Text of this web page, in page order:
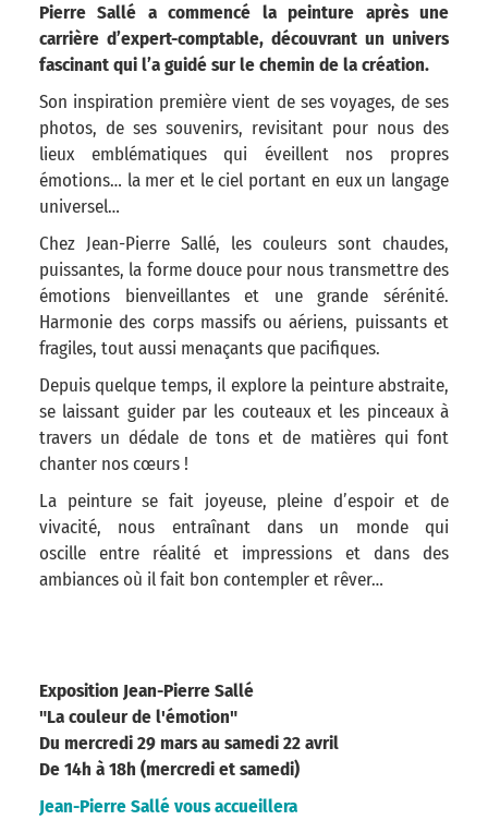
Pierre Sallé a commencé la peinture après une
carrière d’expert-comptable, découvrant un univers
fascinant qui l’a guidé sur le chemin de la création.
Son inspiration première vient de ses voyages, de ses
photos, de ses souvenirs, revisitant pour nous des
lieux emblématiques qui éveillent nos propres
émotions… la mer et le ciel portant en eux un langage
universel…
Chez Jean-Pierre Sallé, les couleurs sont chaudes,
puissantes, la forme douce pour nous transmettre des
émotions bienveillantes et une grande sérénité.
Harmonie des corps massifs ou aériens, puissants et
fragiles, tout aussi menaçants que pacifiques.
Depuis quelque temps, il explore la peinture abstraite,
se laissant guider par les couteaux et les pinceaux à
travers un dédale de tons et de matières qui font
chanter nos cœurs !
La peinture se fait joyeuse, pleine d’espoir et de
vivacité, nous entraînant dans un monde qui
oscille entre réalité et impressions et dans des
ambiances où il fait bon contempler et rêver…
Exposition Jean-Pierre Sallé
"La couleur de l'émotion"
Du mercredi 29 mars au samedi 22 avril
De 14h à 18h (mercredi et samedi)
Jean-Pierre Sallé vous accueillera